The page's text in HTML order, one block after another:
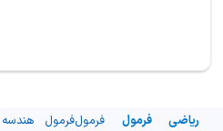
ریاضی
فرمول
فرمولفرمول
هندسه